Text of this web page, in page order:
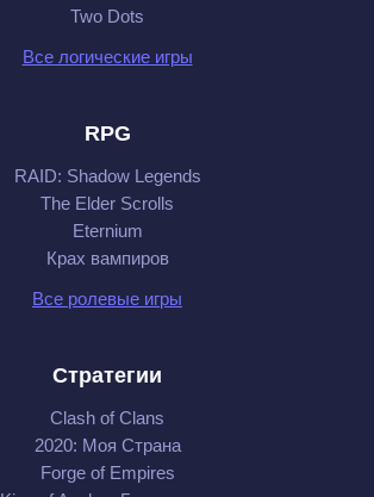
Two Dots
Все логические игры
RPG
RAID: Shadow Legends
The Elder Scrolls
Eternium
Крах вампиров
Все ролевые игры
Стратегии
Clash of Clans
2020: Моя Cтрана
Forge of Empires